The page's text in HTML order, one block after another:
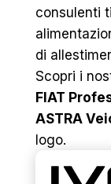
consulenti
di
Scopri i
FIAT
ASTRA
logo.